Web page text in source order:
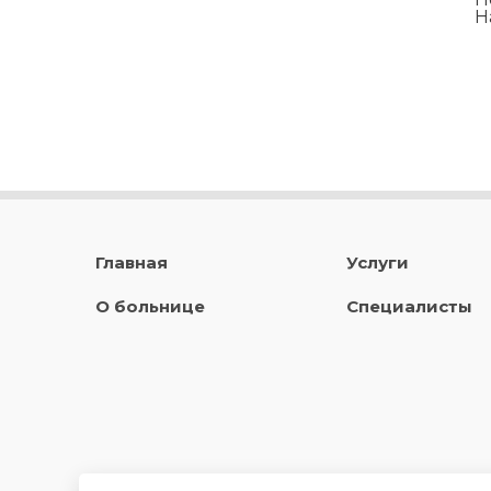
Главная
О больнице
Услуги
Специалисты